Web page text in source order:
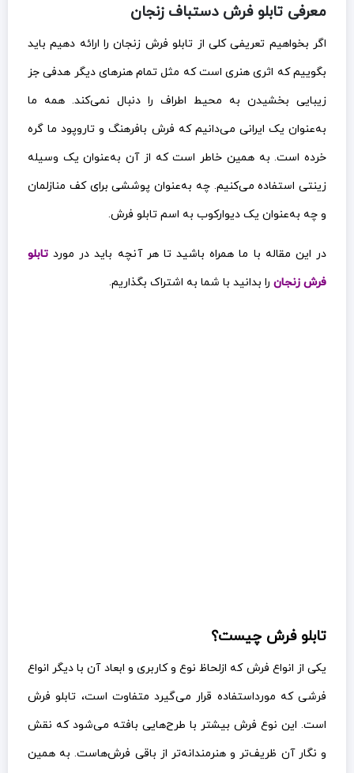
معرفی تابلو فرش دستباف زنجان
اگر بخواهیم تعریفی کلی از تابلو فرش زنجان را ارائه دهیم باید
بگوییم که اثری هنری است که مثل تمام هنرهای دیگر هدفی جز
زیبایی بخشیدن به محیط اطراف را دنبال نمی‌کند. همه ما
به‌عنوان یک ایرانی می‌دانیم که فرش بافرهنگ و تاروپود ما گره
خرده است. به همین خاطر است که از آن به‌عنوان یک وسیله
زینتی استفاده می‌کنیم. چه به‌عنوان پوششی برای کف منازلمان
و چه به‌عنوان یک دیوارکوب به اسم تابلو فرش.
در این مقاله با ما همراه باشید تا هر آنچه باید در مورد تابلو
فرش زنجان را بدانید با شما به اشتراک بگذاریم.
تابلو فرش چیست؟
یکی از انواع فرش که ازلحاظ نوع و کاربری و ابعاد آن با دیگر انواع
فرشی که مورداستفاده قرار می‌گیرد متفاوت است، تابلو فرش
است. این نوع فرش بیشتر با طرح‌هایی بافته می‌شود که نقش
و نگار آن ظریف‌تر و هنرمندانه‌تر از باقی فرش‌هاست. به همین